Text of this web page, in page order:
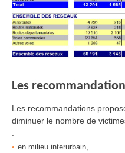
Les
Les recommandations
diminuer le nombre de
:
en milieu interurbain,